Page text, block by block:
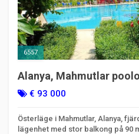
6557
Alanya, Mahmutlar
lägenhet | Kod 6557
€ 93 000
Österläge i Mahmutlar, Alanya,
lägenhet med stor balkong på 90